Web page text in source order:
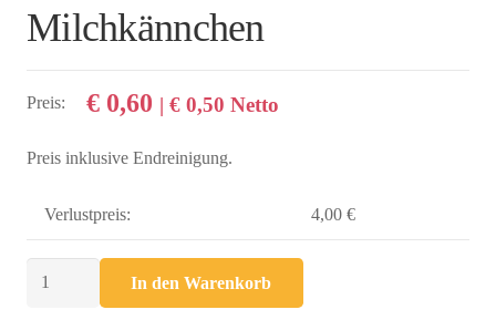
Milchkännchen
Preis: € 0,60 |€ 0,50 Netto
Preis inklusive Endreinigung.
Verlustpreis: 4,00 €
In den Warenkorb